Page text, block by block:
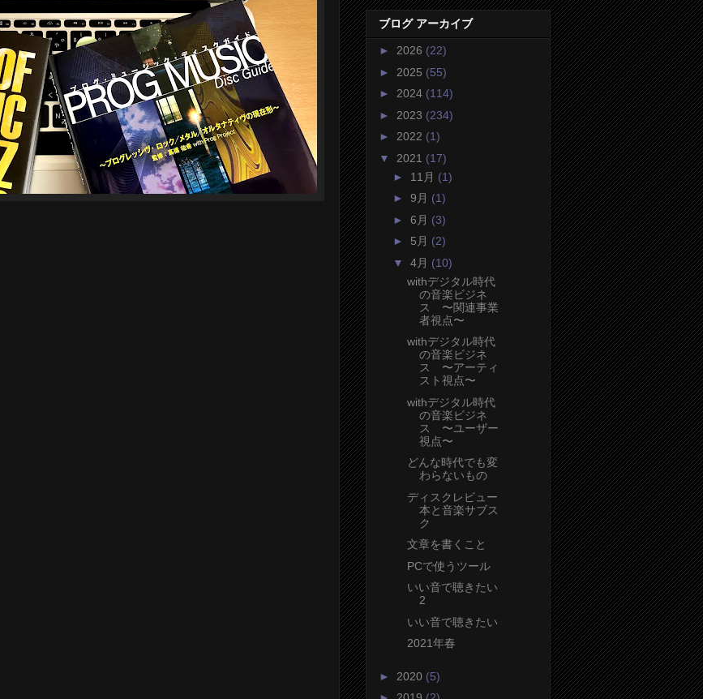
ブログ アーカイブ
► 2026 (22)
► 2025 (55)
► 2024 (114)
► 2023 (234)
► 2022 (1)
▼ 2021 (17)
► 11月 (1)
► 9月 (1)
► 6月 (3)
► 5月 (2)
▼ 4月 (10)
withデジタル時代
の音楽ビジネ
ス 〜関連事業
者視点〜
withデジタル時代
の音楽ビジネ
ス 〜アーティ
スト視点〜
withデジタル時代
の音楽ビジネ
ス 〜ユーザー
視点〜
どんな時代でも変
わらないもの
ディスクレビュー
本と音楽サブス
ク
文章を書くこと
PCで使うツール
いい音で聴きたい
2
いい音で聴きたい
2021年春
► 2020 (5)